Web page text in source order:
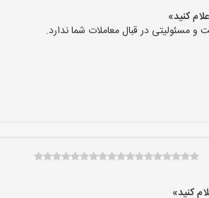
مسئولیتی در قبال معاملات شما ندارد.